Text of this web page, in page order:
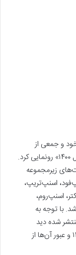
و جمعی از
خبرنگاران، از «گزارش عملکرد گروه اسنپ در سال ۱۴۰۰» رونمایی کرد.
زیرمجموعه
اسنپ‌تریپ،
اسنپ‌روم،
با توجه به
شده دید
جامعی درباره بازارهای آنلاین کشور در سال ۱۴۰۰ و عبور آن‌ها از